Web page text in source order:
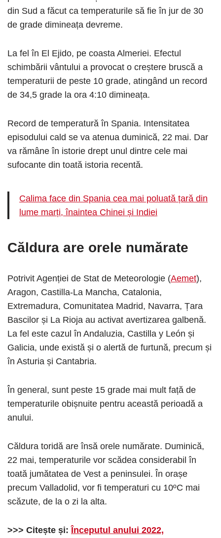
din Sud a făcut ca temperaturile să fie în jur de 30
de grade dimineața devreme.
La fel în El Ejido, pe coasta Almeriei. Efectul
schimbării vântului a provocat o creștere bruscă a
temperaturii de peste 10 grade, atingând un record
de 34,5 grade la ora 4:10 dimineața.
Record de temperatură în Spania. Intensitatea
episodului cald se va atenua duminică, 22 mai. Dar
va rămâne în istorie drept unul dintre cele mai
sufocante din toată istoria recentă.
Calima face din Spania cea mai poluată țară din
lume marți, înaintea Chinei și Indiei
Căldura are orele numărate
Potrivit Agenției de Stat de Meteorologie (Aemet),
Aragon, Castilla-La Mancha, Catalonia,
Extremadura, Comunitatea Madrid, Navarra, Țara
Bascilor și La Rioja au activat avertizarea galbenă.
La fel este cazul în Andaluzia, Castilla y León și
Galicia, unde există și o alertă de furtună, precum și
în Asturia și Cantabria.
În general, sunt peste 15 grade mai mult față de
temperaturile obișnuite pentru această perioadă a
anului.
Căldura toridă are însă orele numărate. Duminică,
22 mai, temperaturile vor scădea considerabil în
toată jumătatea de Vest a peninsulei. În orașe
precum Valladolid, vor fi temperaturi cu 10ºC mai
scăzute, de la o zi la alta.
>>> Citește și:Începutul anului 2022,